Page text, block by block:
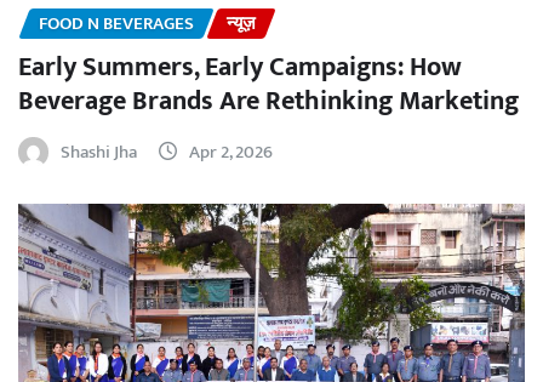
FOOD N BEVERAGES न्यूज़
Early Summers, Early Campaigns: How
Beverage Brands Are Rethinking Marketing
Shashi Jha Apr 2, 2026